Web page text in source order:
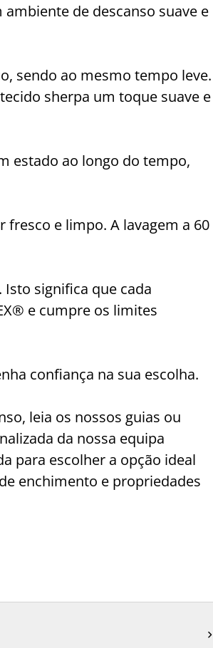
de descanso suave e
sendo ao mesmo tempo leve.
sherpa um toque suave e
estado ao longo do tempo,
fresco e limpo. A lavagem a 60
Isto significa que cada
e cumpre os limites
confiança na sua escolha.
leia os nossos guias ou
da nossa equipa
para escolher a opção ideal
enchimento e propriedades
